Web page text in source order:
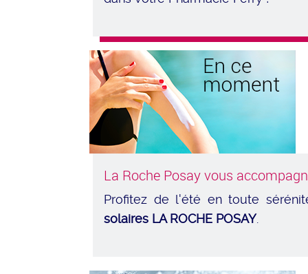
La Roche Posay vous
Profitez de l'été en toute
solaires LA ROCHE POSAY.